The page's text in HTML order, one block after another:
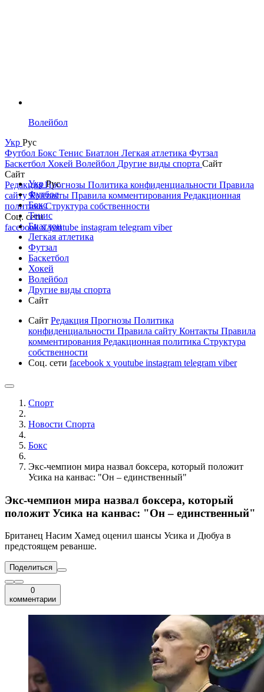
Волейбол
Укр Рус
Футбол Бокс Тенис Биатлон Легкая атлетика Футзал
Баскетбол Хокей Волейбол Другие виды спорта Сайт
Сайт
РедакцияПрогнозы Политика конфиденциальности Правила
сайтуКонтакты Правила комментирования Редакционная
политикаСтруктура собственности
Соц. сети
facebookxyoutube instagram telegram viber
УкрРус
Футбол
Бокс
Тенис
Биатлон
Легкая атлетика
Футзал
Баскетбол
Хокей
Волейбол
Другие виды спорта
Сайт
Сайт Редакция Прогнозы Политика
конфиденциальности Правила сайту Контакты Правила
комментирования Редакционная политика Структура
собственности
Соц. сети facebook x youtube instagram telegram viber
Спорт
Новости Cпорта
Бокс
Экс-чемпион мира назвал боксера, который положит
Усика на канвас: "Он – единственный"
Экс-чемпион мира назвал боксера, который
положит Усика на канвас: "Он – единственный"
Британец Насим Хамед оценил шансы Усика и Дюбуа в
предстоящем реванше.
Поделиться
0
комментарии